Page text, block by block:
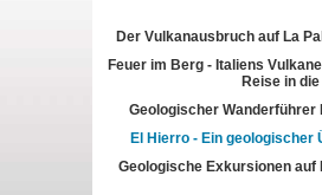
Der Vulkanausbruch auf La
Feuer im Berg - Italiens
Reise in
Geologischer Wanderführer
El Hierro - Ein geologischer
Geologische Exkursionen auf